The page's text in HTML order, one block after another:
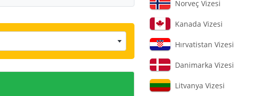
Norveç Vizesi
Kanada Vizesi
Hırvatistan Vizesi
Danimarka Vizesi
Litvanya Vizesi